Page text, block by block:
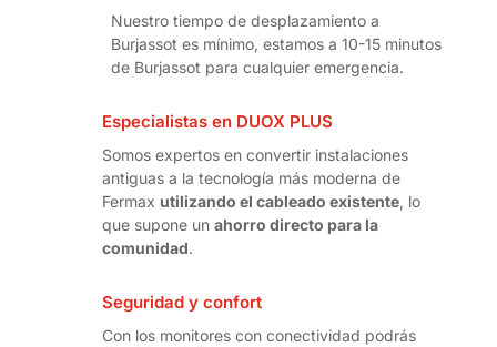
Nuestro tiempo de desplazamiento a
Burjassot es mínimo, estamos a 10-15 minutos
de Burjassot para cualquier emergencia.
Especialistas en DUOX PLUS
Somos expertos en convertir instalaciones
antiguas a la tecnología más moderna de
Fermax utilizando el cableado existente, lo
que supone un ahorro directo para la
comunidad.
Seguridad y confort
Con los monitores con conectividad podrás